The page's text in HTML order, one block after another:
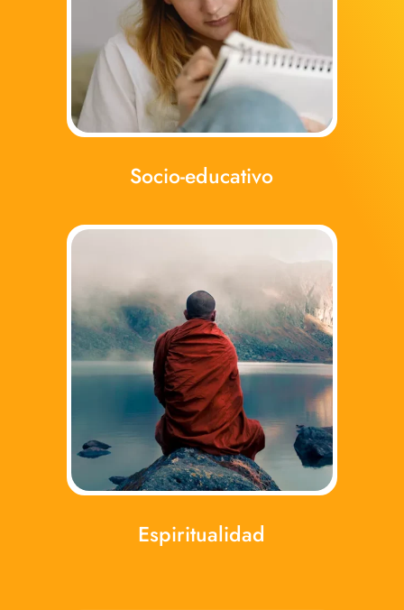
Socio-educativo
Espiritualidad